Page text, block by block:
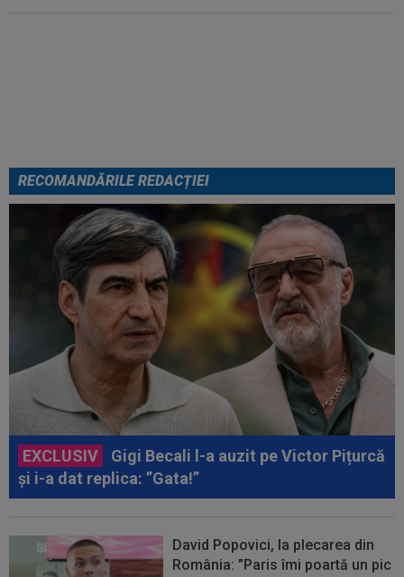
RECOMANDĂRILE REDACȚIEI
EXCLUSIV
Gigi Becali l-a auzit pe Victor Pițurcă
și i-a dat replica: ”Gata!”
David Popovici, la plecarea din
România: ”Paris îmi poartă un pic